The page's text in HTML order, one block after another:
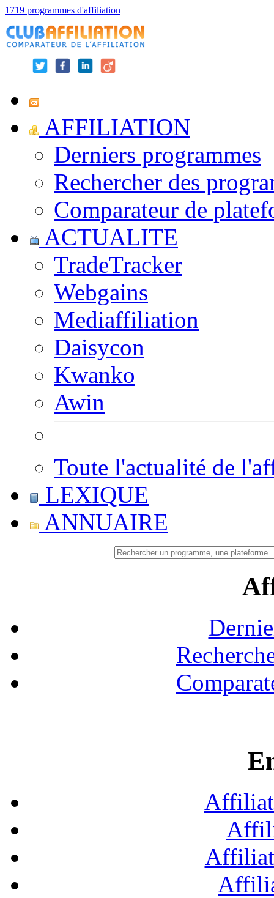
1719 programmes d'affiliation
AFFILIATION
Derniers programmes
Rechercher des
Comparateur de
ACTUALITE
TradeTracker
Webgains
Mediaffiliation
Daisycon
Kwanko
Awin
Toute l'actualité de
LEXIQUE
ANNUAIRE